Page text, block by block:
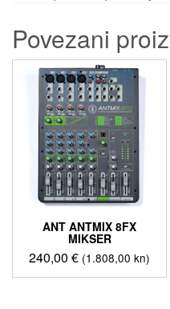
Povezani
ANT ANTMIX 8FX
MIKSER
240,00€ (1.808,00 kn)